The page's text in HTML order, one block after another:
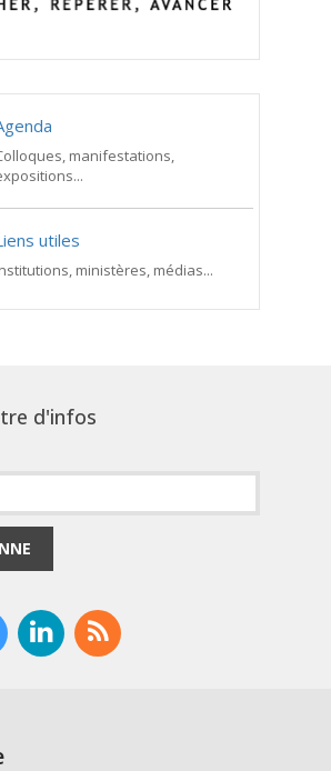
manifestations,
utiles
ministères, médias...
d'infos